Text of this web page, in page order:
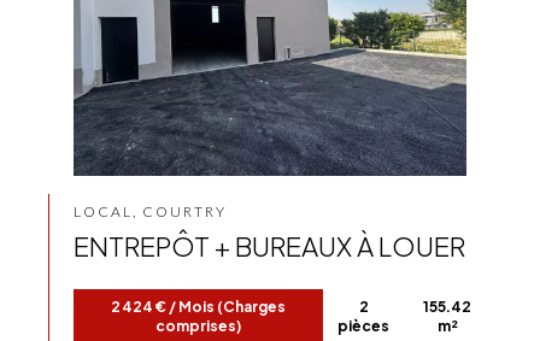
LOCAL, COURTRY
ENTREPÔT + BUREAUX À LOUER
2 424 € / Mois (Charges
comprises)
2
pièces
155.42
m²